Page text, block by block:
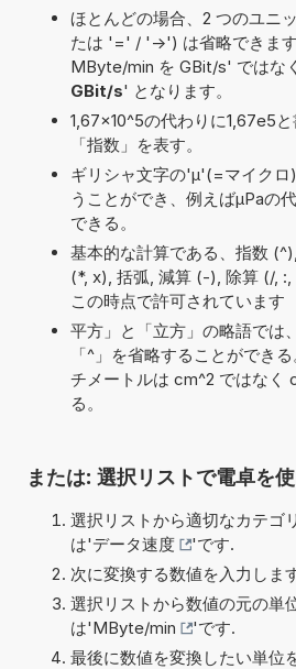
ほとんどの場合、2 つのユニ
たは '=' / '->') は省略できま
MByte/min を GBit/s' ではな
GBit/s' となります。
1,67×10^5の代わりに1,67e5
「指数」を表す。
ギリシャ文字の'μ'(=マイク
うことができ、例えばµPaの
できる。
基本的な計算である、指数
(*, x), 括弧, 減算 (-), 除算 (/,
この時点で許可されています
平方」と「立方」の略語では
「^」を省略することができ
チメートルは cm^2 ではなく
る。
または: 選択リストで電卓を使
選択リストから適切なカテゴ
は'データ速度
'です.
次に変換する数値を入力しま
選択リストから数値の元の単
は'MByte/min
'です.
最後に数値を変換したい単位